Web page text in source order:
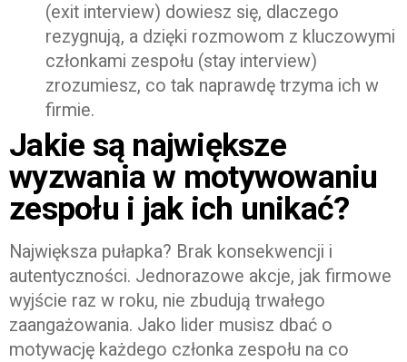
(exit interview) dowiesz się, dlaczego
rezygnują, a dzięki rozmowom z kluczowymi
członkami zespołu (stay interview)
zrozumiesz, co tak naprawdę trzyma ich w
firmie.
Jakie są największe
wyzwania w motywowaniu
zespołu i jak ich unikać?
Największa pułapka? Brak konsekwencji i
autentyczności. Jednorazowe akcje, jak firmowe
wyjście raz w roku, nie zbudują trwałego
zaangażowania. Jako lider musisz dbać o
motywację każdego członka zespołu na co